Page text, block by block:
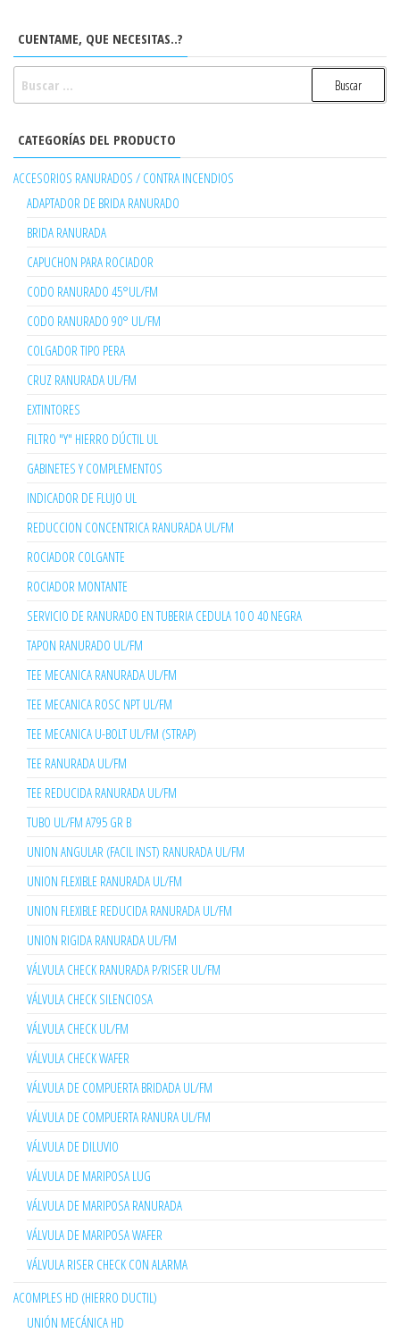
CUENTAME, QUE NECESITAS..?
CATEGORÍAS DEL PRODUCTO
ACCESORIOS RANURADOS / CONTRA INCENDIOS
ADAPTADOR DE BRIDA RANURADO
BRIDA RANURADA
CAPUCHON PARA ROCIADOR
CODO RANURADO 45°UL/FM
CODO RANURADO 90° UL/FM
COLGADOR TIPO PERA
CRUZ RANURADA UL/FM
EXTINTORES
FILTRO "Y" HIERRO DÚCTIL UL
GABINETES Y COMPLEMENTOS
INDICADOR DE FLUJO UL
REDUCCION CONCENTRICA RANURADA UL/FM
ROCIADOR COLGANTE
ROCIADOR MONTANTE
SERVICIO DE RANURADO EN TUBERIA CEDULA 10 O 40 NEGRA
TAPON RANURADO UL/FM
TEE MECANICA RANURADA UL/FM
TEE MECANICA ROSC NPT UL/FM
TEE MECANICA U-BOLT UL/FM (STRAP)
TEE RANURADA UL/FM
TEE REDUCIDA RANURADA UL/FM
TUBO UL/FM A795 GR B
UNION ANGULAR (FACIL INST) RANURADA UL/FM
UNION FLEXIBLE RANURADA UL/FM
UNION FLEXIBLE REDUCIDA RANURADA UL/FM
UNION RIGIDA RANURADA UL/FM
VÁLVULA CHECK RANURADA P/RISER UL/FM
VÁLVULA CHECK SILENCIOSA
VÁLVULA CHECK UL/FM
VÁLVULA CHECK WAFER
VÁLVULA DE COMPUERTA BRIDADA UL/FM
VÁLVULA DE COMPUERTA RANURA UL/FM
VÁLVULA DE DILUVIO
VÁLVULA DE MARIPOSA LUG
VÁLVULA DE MARIPOSA RANURADA
VÁLVULA DE MARIPOSA WAFER
VÁLVULA RISER CHECK CON ALARMA
ACOMPLES HD (HIERRO DUCTIL)
UNIÓN MECÁNICA HD